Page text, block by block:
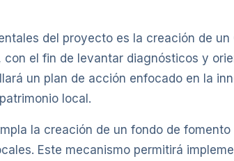
del proyecto es la creación de
el fin de levantar diagnósticos y
un plan de acción enfocado en la
local.
la creación de un fondo de
Este mecanismo permitirá